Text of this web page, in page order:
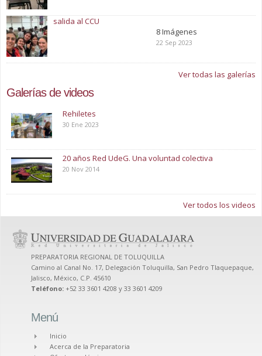
salida al CCU
8 Imágenes
22 Sep 2023
Ver todas las galerías
Galerías de videos
Rehiletes
30 Ene 2023
20 años Red UdeG. Una voluntad colectiva
20 Nov 2014
Ver todos los videos
PREPARATORIA REGIONAL DE TOLUQUILLA
Camino al Canal No. 17, Delegación Toluquilla, San Pedro Tlaquepaque,
Jalisco, México, C.P. 45610
Teléfono: +52 33 3601 4208 y 33 3601 4209
Menú
Inicio
Acerca de la Preparatoria